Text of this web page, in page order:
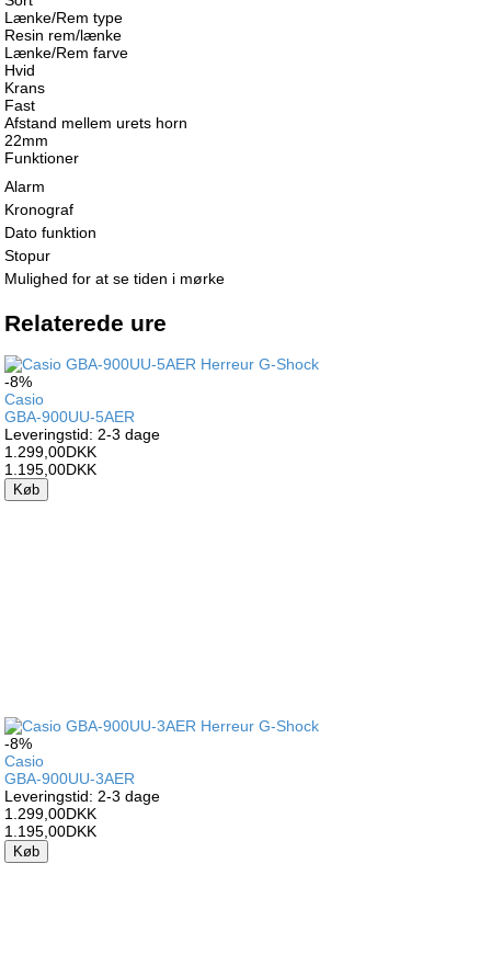
Lænke/Rem type
Resin rem/lænke
Lænke/Rem farve
Hvid
Krans
Fast
Afstand mellem urets horn
22mm
Funktioner
Alarm
Kronograf
Dato funktion
Stopur
Mulighed for at se tiden i mørke
Relaterede ure
-8%
Casio
GBA-900UU-5AER
Leveringstid: 2-3 dage
1.299,00DKK
1.195,00DKK
Køb
-8%
Casio
GBA-900UU-3AER
Leveringstid: 2-3 dage
1.299,00DKK
1.195,00DKK
Køb